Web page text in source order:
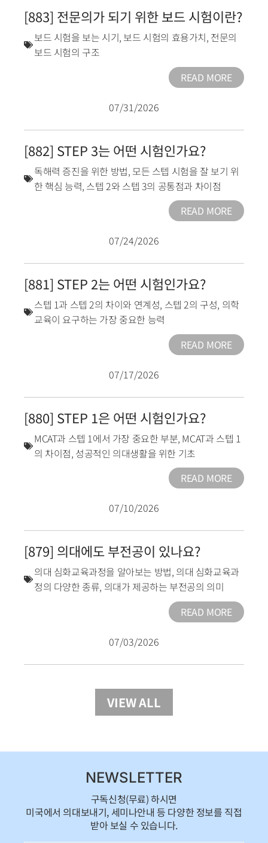
[883] 전문의가 되기 위한 보드 시험이란?
보드 시험을 보는 시기, 보드 시험의 효용가치, 전문의
보드 시험의 구조
READ MORE
07/31/2026
[882] STEP 3는 어떤 시험인가요?
독해력 증진을 위한 방법, 모든 스텝 시험을 잘 보기 위
한 핵심 능력, 스텝 2와 스텝 3의 공통점과 차이점
READ MORE
07/24/2026
[881] STEP 2는 어떤 시험인가요?
스텝 1과 스텝 2의 차이와 연계성, 스텝 2의 구성, 의학
교육이 요구하는 가장 중요한 능력
READ MORE
07/17/2026
[880] STEP 1은 어떤 시험인가요?
MCAT과 스텝 1에서 가장 중요한 부분, MCAT과 스텝 1
의 차이점, 성공적인 의대생활을 위한 기초
READ MORE
07/10/2026
[879] 의대에도 부전공이 있나요?
의대 심화교육과정을 알아보는 방법, 의대 심화교육과
정의 다양한 종류, 의대가 제공하는 부전공의 의미
READ MORE
07/03/2026
VIEW ALL
NEWSLETTER
구독신청(무료) 하시면
미국에서 의대보내기, 세미나안내 등 다양한 정보를 직접
받아 보실 수 있습니다.